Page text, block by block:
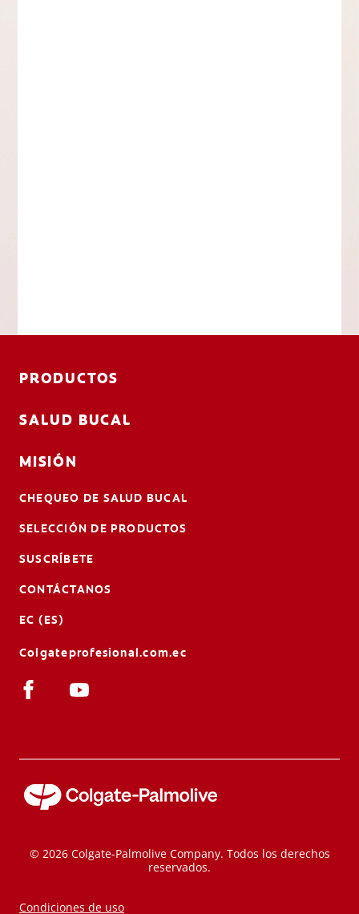
PRODUCTOS
SALUD BUCAL
MISIÓN
CHEQUEO DE SALUD BUCAL
SELECCIÓN DE PRODUCTOS
SUSCRÍBETE
CONTÁCTANOS
EC (ES)
Colgateprofesional.com.ec
© 2026 Colgate-Palmolive Company. Todos los derechos
reservados.
Condiciones de uso